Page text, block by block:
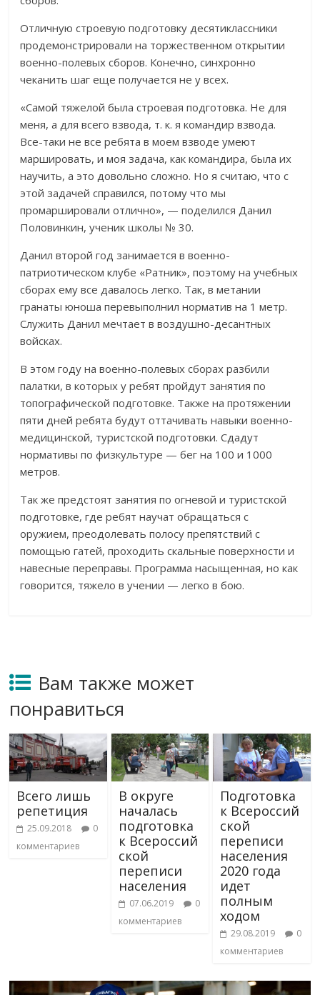
Отличную строевую подготовку десятиклассники
продемонстрировали на торжественном открытии
военно-полевых сборов. Конечно, синхронно
чеканить шаг еще получается не у всех.
«Самой тяжелой была строевая подготовка. Не для
меня, а для всего взвода, т. к. я командир взвода.
Все-таки не все ребята в моем взводе умеют
маршировать, и моя задача, как командира, была их
научить, а это довольно сложно. Но я считаю, что с
этой задачей справился, потому что мы
промаршировали отлично», — поделился Данил
Половинкин, ученик школы № 30.
Данил второй год занимается в военно-
патриотическом клубе «Ратник», поэтому на учебных
сборах ему все давалось легко. Так, в метании
гранаты юноша перевыполнил норматив на 1 метр.
Служить Данил мечтает в воздушно-десантных
войсках.
В этом году на военно-полевых сборах разбили
палатки, в которых у ребят пройдут занятия по
топографической подготовке. Также на протяжении
пяти дней ребята будут оттачивать навыки военно-
медицинской, туристской подготовки. Сдадут
нормативы по физкультуре — бег на 100 и 1000
метров.
Так же предстоят занятия по огневой и туристской
подготовке, где ребят научат обращаться с
оружием, преодолевать полосу препятствий с
помощью гатей, проходить скальные поверхности и
навесные переправы. Программа насыщенная, но как
говорится, тяжело в учении — легко в бою.
Вам также может
понравиться
Всего лишь
репетиция
25.09.2018
0
комментариев
В округе
началась
подготовка
к Всероссий
ской
переписи
населения
07.06.2019
0
комментариев
Подготовка
к Всероссий
ской
переписи
населения
2020 года
идет
полным
ходом
29.08.2019
0
комментариев